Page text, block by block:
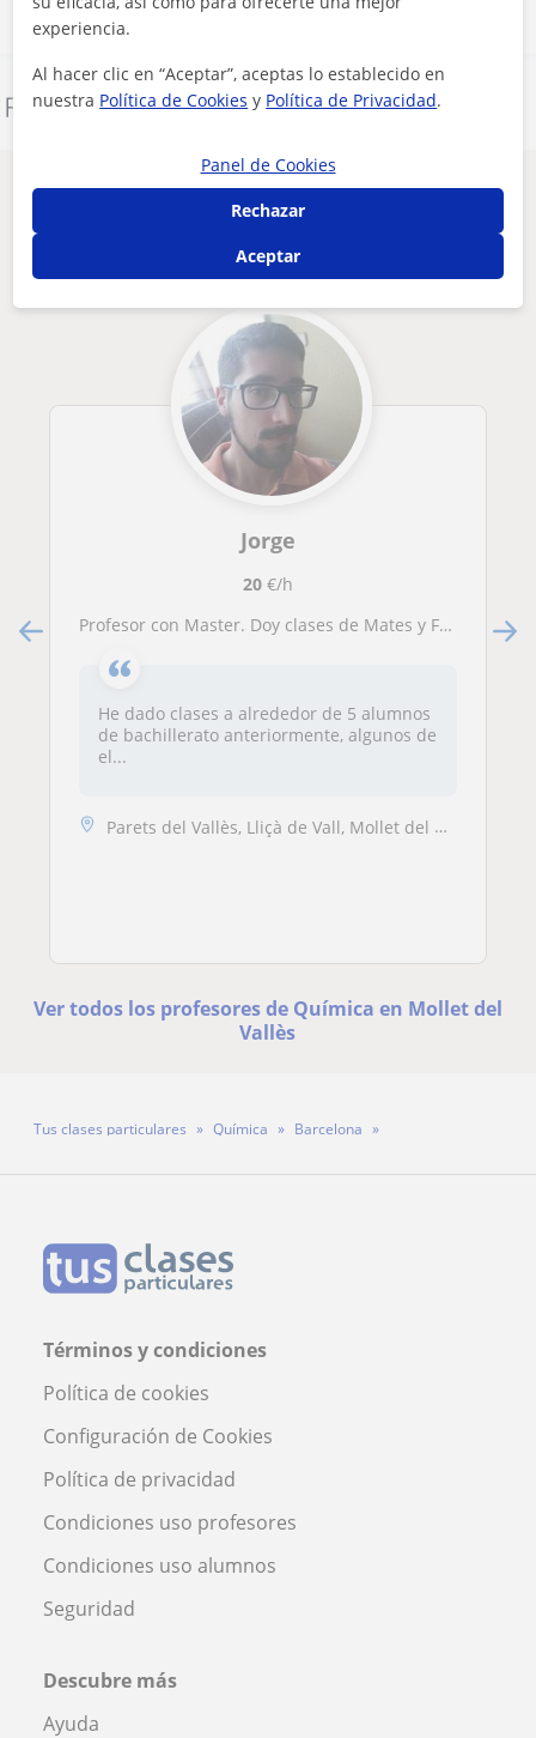
Denunciar este perfil
Otros profesores de Química en Mollet
del Vallès que pueden interesarte
Jorge
20€/h
Profesor con Master. Doy clases de Mates y Física nivel bachillerato o inferior, Química hasta nivel Universidad. ¡Grandes resultados!
He dado clases a alrededor de 5 alumnos
de bachillerato anteriormente, algunos de
el...
Parets del Vallès, Lliçà de Vall, Mollet del Vallès, Barberà del Vallè...
Ver todos los profesores de Química en Mollet del
Vallès
Tus clases particulares Química
Barcelona
Términos y condiciones
Política de cookies
Configuración de Cookies
Política de privacidad
Condiciones uso profesores
Condiciones uso alumnos
Seguridad
Descubre más
Ayuda
experiencia.
Al hacer clic en “Aceptar”, aceptas lo establecido en
nuestra Política de Cookies y Política de Privacidad.
Panel de Cookies
Rechazar
Aceptar